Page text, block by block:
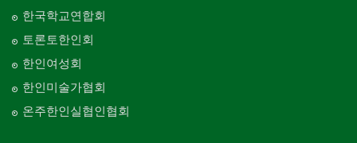
한국학교연합회
토론토한인회
한인여성회
한인미술가협회
온주한인실협인협회